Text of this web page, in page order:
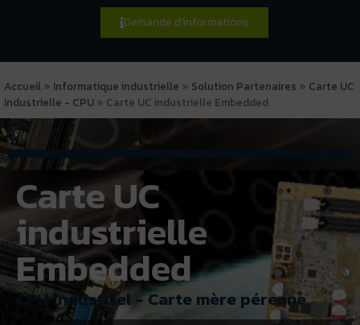
Demande d'informations
Accueil » Informatique industrielle » Solution Partenaires » Carte UC
Industrielle - CPU » Carte UC industrielle Embedded
Carte UC
industrielle
Embedded
CPU industriel - Carte mère pérenne